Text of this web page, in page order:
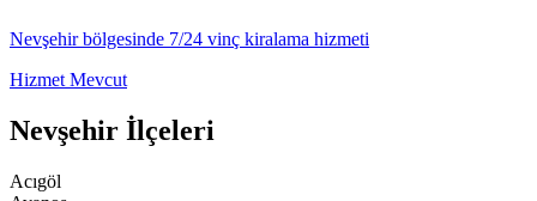
Nevşehirbölgesinde 7/24 vinç kiralama hizmeti
Hizmet Mevcut
Nevşehir İlçeleri
Acıgöl